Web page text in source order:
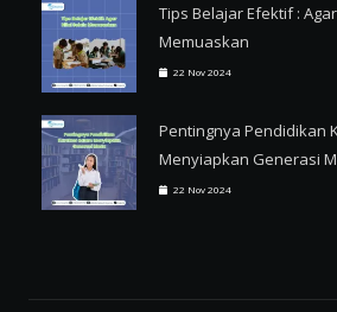
Tips Belajar Efektif :
Memuaskan
22 Nov 2024
Pentingnya Pendidikan
Menyiapkan Generasi
22 Nov 2024